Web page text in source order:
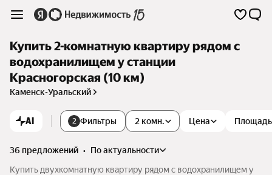
Купить 2-комнатную квартиру рядом с
водохранилищем у станции
Красногорская (10 км)
Каменск-Уральский
AI 2 Фильтры 2 комн. Цена Площадь
36 предложений •
по актуальности
Купить двухкомнатную квартиру рядом с водохранилищем у